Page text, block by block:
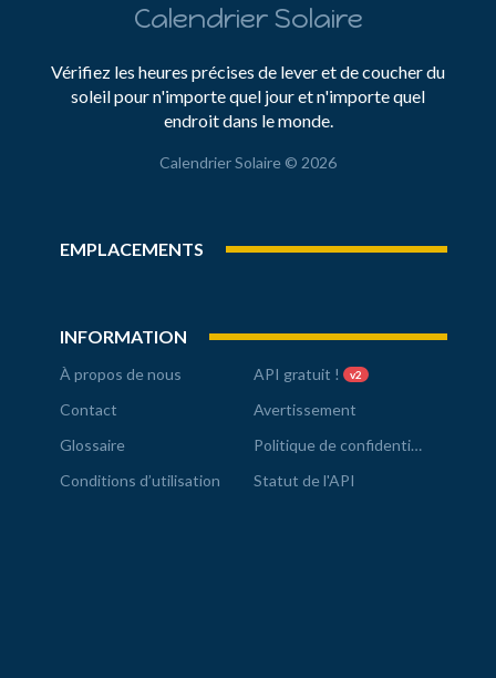
Calendrier Solaire
Vérifiez les heures précises de lever et de coucher du
soleil pour n'importe quel jour et n'importe quel
endroit dans le monde.
Calendrier Solaire © 2026
EMPLACEMENTS
INFORMATION
À propos de nous API gratuit ! v2
Contact
Avertissement
Glossaire
Politique de confidentialité
Conditions d’utilisation
Statut de l'API